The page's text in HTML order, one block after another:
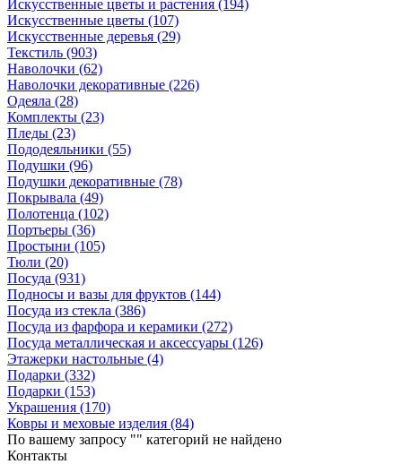
Искусственные цветы и растения (194)
Искусственные цветы (107)
Искусcтвенные деревья (29)
Текстиль (903)
Наволочки (62)
Наволочки декоративные (226)
Одеяла (28)
Комплекты (23)
Пледы (23)
Пододеяльники (55)
Подушки (96)
Подушки декоративные (78)
Покрывала (49)
Полотенца (102)
Портьеры (36)
Простыни (105)
Тюли (20)
Посуда (931)
Подносы и вазы для фруктов (144)
Посуда из стекла (386)
Посуда из фарфора и керамики (272)
Посуда металлическая и аксессуары (126)
Этажерки настольные (4)
Подарки (332)
Подарки (153)
Украшения (170)
Ковры и меховые изделия (84)
По вашему запросу "" категорий не найдено
Контакты